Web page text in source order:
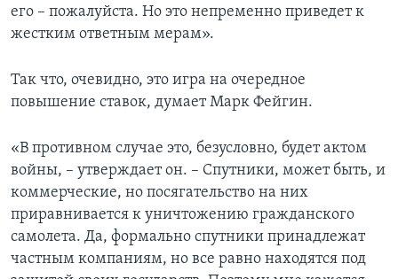
его – пожалуйста. Но это непременно приведет к
жестким ответным мерам».
Так что, очевидно, это игра на очередное
повышение ставок, думает Марк Фейгин.
«В противном случае это, безусловно, будет актом
войны, – утверждает он. – Спутники, может быть, и
коммерческие, но посягательство на них
приравнивается к уничтожению гражданского
самолета. Да, формально спутники принадлежат
частным компаниям, но все равно находятся под